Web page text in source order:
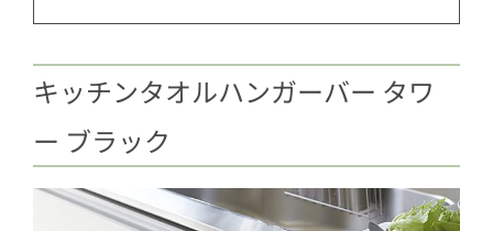
キッチンタオルハンガーバー タワ
ー ブラック